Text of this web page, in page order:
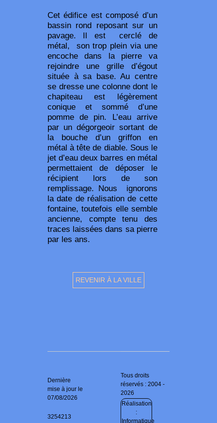
Cet édifice est composé d’un
bassin rond reposant sur un
pavage. Il est cerclé de
métal, son trop plein via une
encoche dans la pierre va
rejoindre une grille d’égout
située à sa base. Au centre
se dresse une colonne dont le
chapiteau est légèrement
conique et sommé d’une
pomme de pin. L’eau arrive
par un dégorgeoir sortant de
la bouche d’un griffon en
métal à tête de diable. Sous le
jet d’eau deux barres en métal
permettaient de déposer le
récipient lors de son
remplissage. Nous ignorons
la date de réalisation de cette
fontaine, toutefois elle semble
ancienne, compte tenu des
traces laissées dans sa pierre
par les ans.
REVENIR À LA VILLE
Dernière
mise à jour le
07/08/2026
3254213
Tous droits
réservés : 2004 -
2026
Réalisation
:
Informatique